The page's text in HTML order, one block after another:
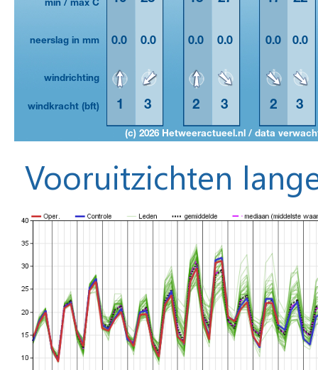
Vooruitzichten